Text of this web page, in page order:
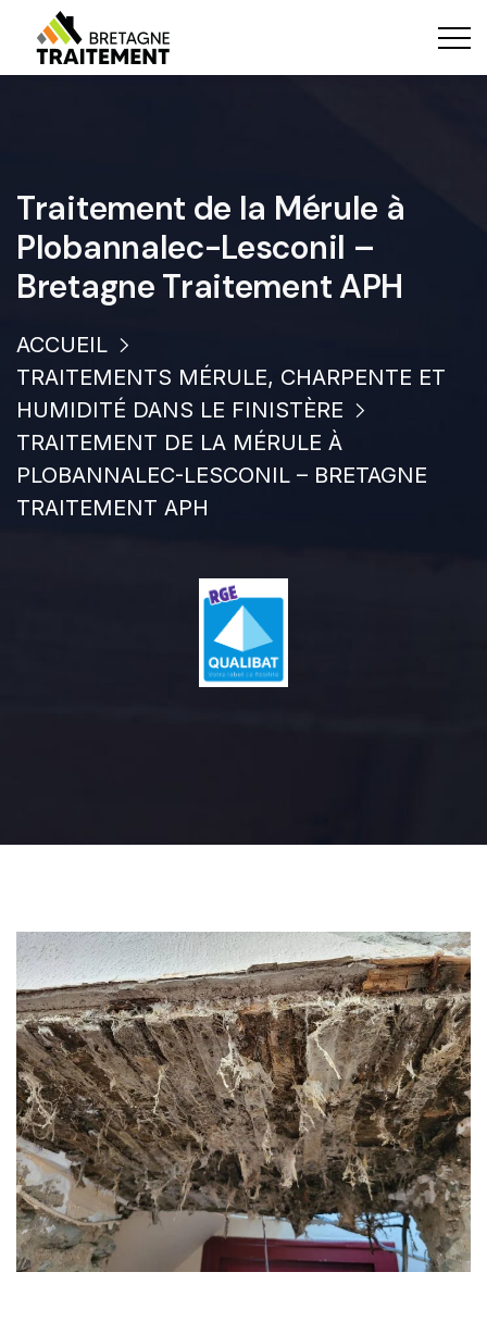
Traitement de la Mérule à
Plobannalec-Lesconil –
Bretagne Traitement APH
ACCUEIL
TRAITEMENTS MÉRULE, CHARPENTE ET
HUMIDITÉ DANS LE FINISTÈRE
TRAITEMENT DE LA MÉRULE À
PLOBANNALEC-LESCONIL – BRETAGNE
TRAITEMENT APH